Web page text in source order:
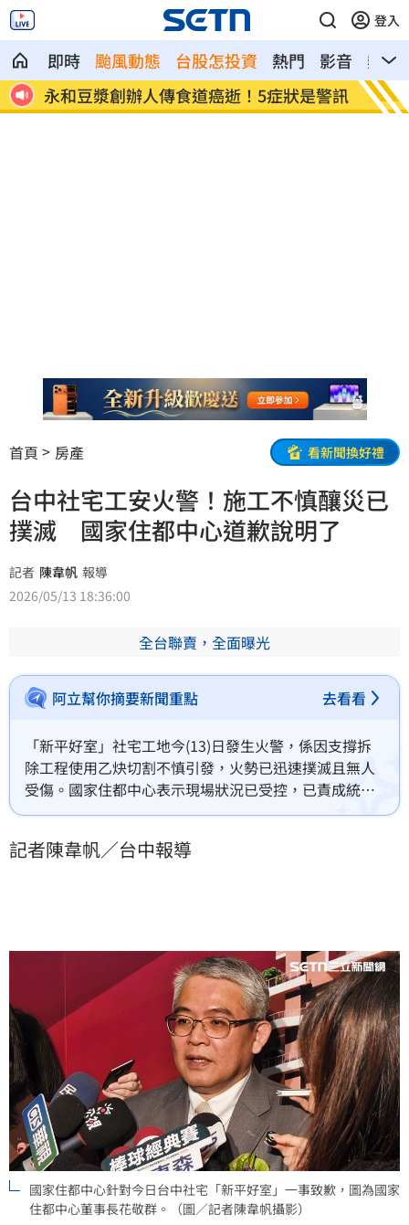
登入
即時 颱風動態 台股怎投資 熱門 影音
熱搜
訊 股市熱房市冷 大直指標豪宅跌破10年前
姜厚
點
首頁 房產 看新聞換好禮
台中社宅工安火警！施工不慎釀災已
撲滅 國家住都中心道歉說明了
記者 陳韋帆 報導
2026/05/13 18:36:00
全台聯賣，全面曝光
阿立幫你摘要新聞重點 去看看
「新平好室」社宅工地今(13)日發生火警，係因支撐拆
除工程使用乙炔切割不慎引發，火勢已迅速撲滅且無人
受傷。國家住都中心表示現場狀況已受控，已責成統包
廠商進行結構安全鑑定並提出檢討報告，同步通報勞檢
記者陳韋帆／台中報導
國家住都中心針對今日台中社宅「新平好室」一事致歉，圖為國家
住都中心董事長花敬群。（圖／記者陳韋帆攝影）